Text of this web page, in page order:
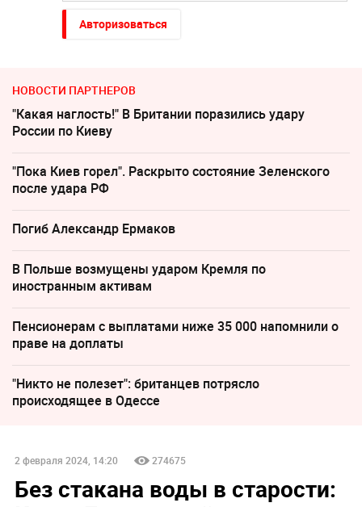
Авторизоваться
НОВОСТИ ПАРТНЕРОВ
"Какая наглость!" В Британии поразились удару
России по Киеву
"Пока Киев горел". Раскрыто состояние Зеленского
после удара РФ
Погиб Александр Ермаков
В Польше возмущены ударом Кремля по
иностранным активам
Пенсионерам с выплатами ниже 35 000 напомнили о
праве на доплаты
"Никто не полезет": британцев потрясло
происходящее в Одессе
2 февраля 2024, 14:20 274675
Без стакана воды в старости: